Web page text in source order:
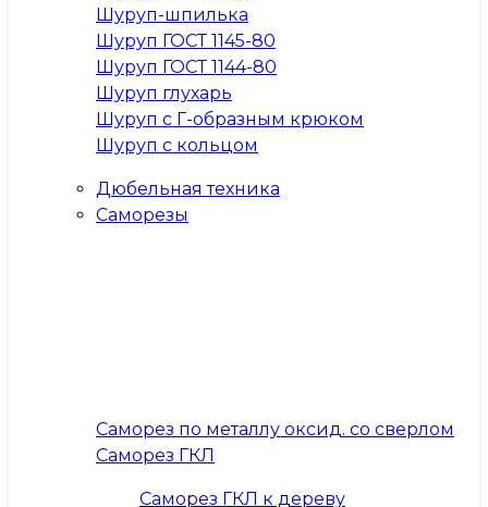
Шуруп-шпилька
Шуруп ГОСТ 1145-80
Шуруп ГОСТ 1144-80
Шуруп глухарь
Шуруп с Г-образным крюком
Шуруп с кольцом
Дюбельная техника
Саморезы
Саморез по металлу оксид. со сверлом
Саморез ГКЛ
Саморез ГКЛ к дереву